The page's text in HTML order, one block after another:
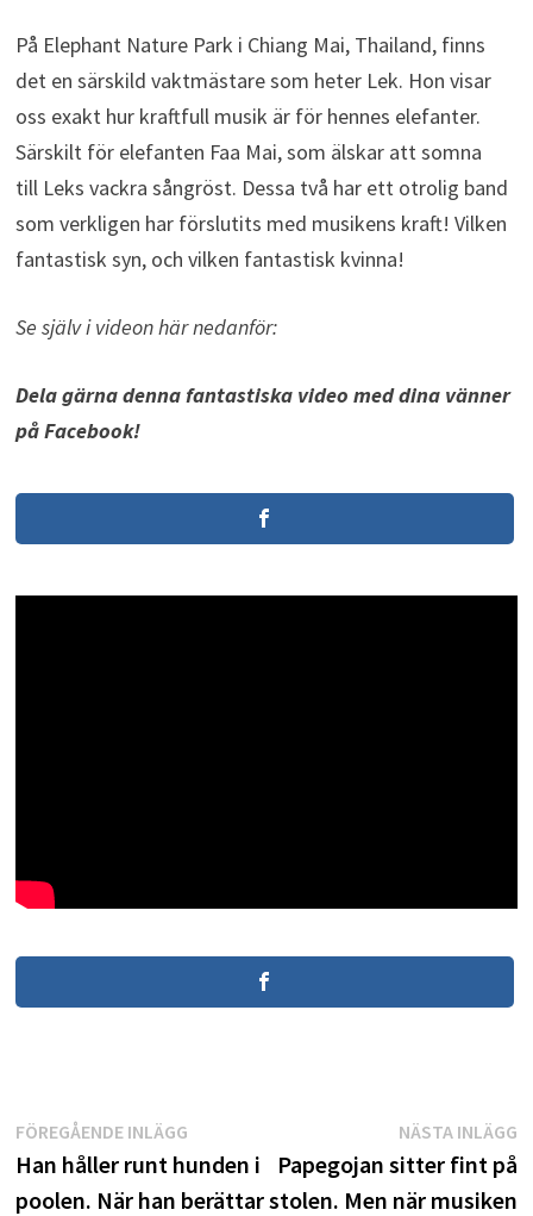
På Elephant Nature Park i Chiang Mai, Thailand, finns
det en särskild vaktmästare som heter Lek. Hon visar
oss exakt hur kraftfull musik är för hennes elefanter.
Särskilt för elefanten Faa Mai, som älskar att somna
till Leks vackra sångröst. Dessa två har ett otrolig band
som verkligen har förslutits med musikens kraft! Vilken
fantastisk syn, och vilken fantastisk kvinna!
Se själv i videon här nedanför:
Dela gärna denna fantastiska video med dina vänner
på Facebook!
Inläggsnavigering
FÖREGÅENDE INLÄGGFöregående
inlägg:
Han håller runt hunden i
poolen. När han berättar
NÄSTA INLÄGG
Papegojan sitter fint på
stolen. Men när musiken